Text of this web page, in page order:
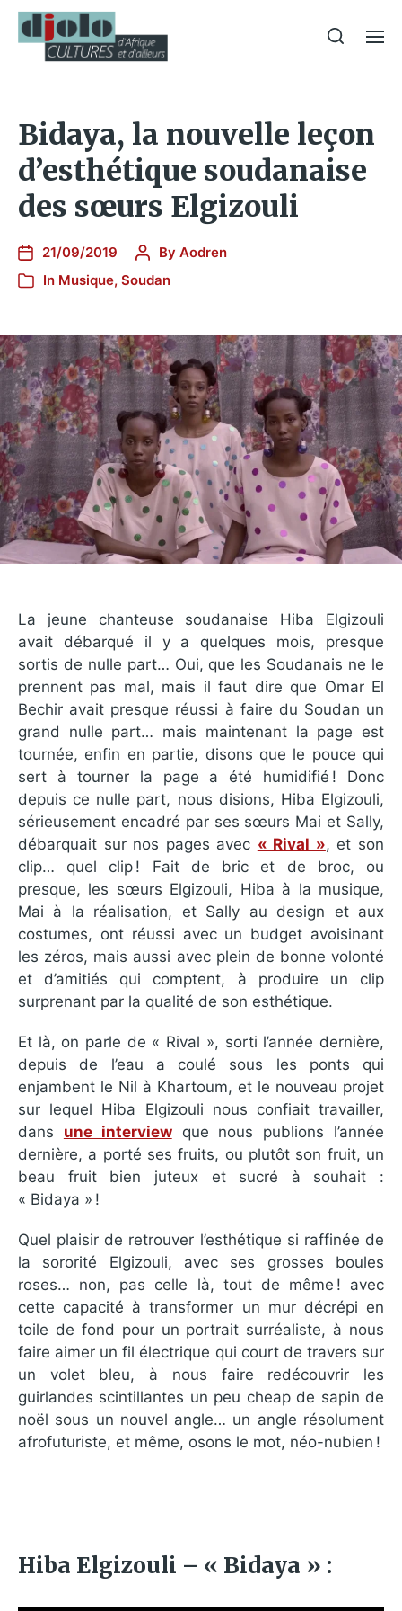
Bidaya, la nouvelle leçon
d’esthétique soudanaise
des sœurs Elgizouli
21/09/2019 By Aodren
In Musique, Soudan
La jeune chanteuse soudanaise Hiba Elgizouli
avait débarqué il y a quelques mois, presque
sortis de nulle part… Oui, que les Soudanais ne le
prennent pas mal, mais il faut dire que Omar El
Bechir avait presque réussi à faire du Soudan un
grand nulle part… mais maintenant la page est
tournée, enfin en partie, disons que le pouce qui
sert à tourner la page a été humidifié ! Donc
depuis ce nulle part, nous disions, Hiba Elgizouli,
sérieusement encadré par ses sœurs Mai et Sally,
débarquait sur nos pages avec « Rival », et son
clip… quel clip ! Fait de bric et de broc, ou
presque, les sœurs Elgizouli, Hiba à la musique,
Mai à la réalisation, et Sally au design et aux
costumes, ont réussi avec un budget avoisinant
les zéros, mais aussi avec plein de bonne volonté
et d’amitiés qui comptent, à produire un clip
surprenant par la qualité de son esthétique.
Et là, on parle de « Rival », sorti l’année dernière,
depuis de l’eau a coulé sous les ponts qui
enjambent le Nil à Khartoum, et le nouveau projet
sur lequel Hiba Elgizouli nous confiait travailler,
dans une interviewque nous publions l’année
dernière, a porté ses fruits, ou plutôt son fruit, un
beau fruit bien juteux et sucré à souhait :
« Bidaya » !
Quel plaisir de retrouver l’esthétique si raffinée de
la sororité Elgizouli, avec ses grosses boules
roses… non, pas celle là, tout de même ! avec
cette capacité à transformer un mur décrépi en
toile de fond pour un portrait surréaliste, à nous
faire aimer un fil électrique qui court de travers sur
un volet bleu, à nous faire redécouvrir les
guirlandes scintillantes un peu cheap de sapin de
noël sous un nouvel angle… un angle résolument
afrofuturiste, et même, osons le mot, néo-nubien !
Hiba Elgizouli – « Bidaya » :